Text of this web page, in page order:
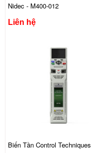
Nidec - M400-012
Liên hệ
Biến Tần Control Techniques